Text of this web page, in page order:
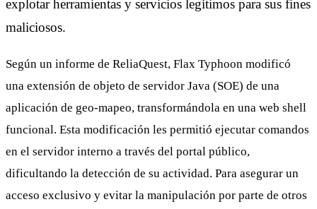
explotar herramientas y servicios legítimos para sus fines
maliciosos.
Según un informe de ReliaQuest, Flax Typhoon modificó
una extensión de objeto de servidor Java (SOE) de una
aplicación de geo-mapeo, transformándola en una web shell
funcional. Esta modificación les permitió ejecutar comandos
en el servidor interno a través del portal público,
dificultando la detección de su actividad. Para asegurar un
acceso exclusivo y evitar la manipulación por parte de otros